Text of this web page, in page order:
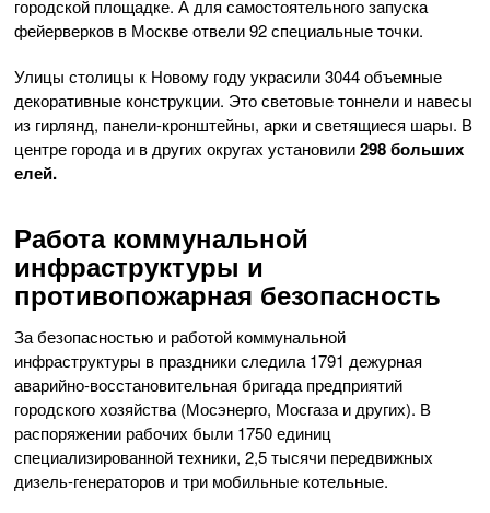
городской площадке. А для самостоятельного запуска
фейерверков в Москве отвели 92 специальные точки.
Улицы столицы к Новому году украсили 3044 объемные
декоративные конструкции. Это световые тоннели и навесы
из гирлянд, панели-кронштейны, арки и светящиеся шары. В
центре города и в других округах установили298 больших
елей.
Работа коммунальной
инфраструктуры и
противопожарная безопасность
За безопасностью и работой коммунальной
инфраструктуры в праздники следила 1791 дежурная
аварийно-восстановительная бригада предприятий
городского хозяйства (Мосэнерго, Мосгаза и других). В
распоряжении рабочих были 1750 единиц
специализированной техники, 2,5 тысячи передвижных
дизель-генераторов и три мобильные котельные.